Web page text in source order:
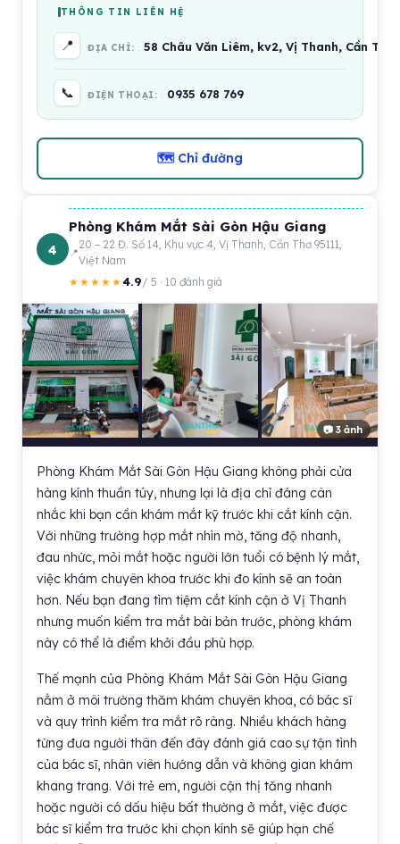
THÔNG TIN LIÊN HỆ
📍 ĐỊA CHỈ: 58 Châu Văn Liêm, kv2, Vị Thanh, Cần
📞 ĐIỆN THOẠI: 0935 678 769
🗺 Chỉ đường
4
Phòng Khám Mắt Sài Gòn Hậu Giang
20 – 22 Đ. Số 14, Khu vực 4, Vị Thanh, Cần Thơ 95111,
Việt Nam
★★★★★4.9 / 5 · 10 đánh giá
📷 3 ảnh
Phòng Khám Mắt Sài Gòn Hậu Giang không phải cửa
hàng kính thuần túy, nhưng lại là địa chỉ đáng cân
nhắc khi bạn cần khám mắt kỹ trước khi cắt kính cận.
Với những trường hợp mắt nhìn mờ, tăng độ nhanh,
đau nhức, mỏi mắt hoặc người lớn tuổi có bệnh lý mắt,
việc khám chuyên khoa trước khi đo kính sẽ an toàn
hơn. Nếu bạn đang tìm tiệm cắt kính cận ở Vị Thanh
nhưng muốn kiểm tra mắt bài bản trước, phòng khám
này có thể là điểm khởi đầu phù hợp.
Thế mạnh của Phòng Khám Mắt Sài Gòn Hậu Giang
nằm ở môi trường thăm khám chuyên khoa, có bác sĩ
và quy trình kiểm tra mắt rõ ràng. Nhiều khách hàng
từng đưa người thân đến đây đánh giá cao sự tận tình
của bác sĩ, nhân viên hướng dẫn và không gian khám
khang trang. Với trẻ em, người cận thị tăng nhanh
hoặc người có dấu hiệu bất thường ở mắt, việc được
bác sĩ kiểm tra trước khi chọn kính sẽ giúp hạn chế